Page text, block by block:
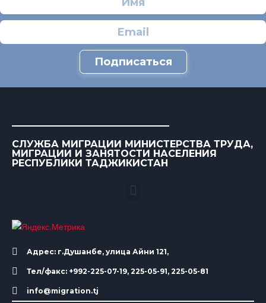
Подписаться
СЛУЖБА МИГРАЦИИ МИНИСТЕРСТВА ТРУДА,
МИГРАЦИИ И ЗАНЯТОСТИ НАСЕЛЕНИЯ
РЕСПУБЛИКИ ТАДЖИКИСТАН
Адрес: г.Душанбе, улица Айни 121,
Тел/факс: +992-225-07-19, 225-05-91, 225-05-81
info@migration.tj